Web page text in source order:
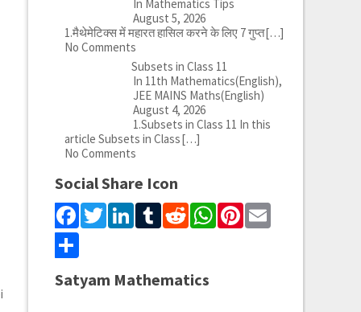
In Mathematics Tips
August 5, 2026
1.मैथेमेटिक्स में महारत हासिल करने के लिए 7 गुप्त[…]
No Comments
Subsets in Class 11
In 11th Mathematics(English),
JEE MAINS Maths(English)
August 4, 2026
1.Subsets in Class 11 In this
article Subsets in Class[…]
No Comments
Social Share Icon
Facebook
Twitter
LinkedIn
Tumblr
Reddit
WhatsApp
Pinterest
Email
Share
Satyam Mathematics